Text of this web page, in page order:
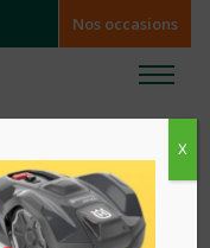
Nos occasions
X